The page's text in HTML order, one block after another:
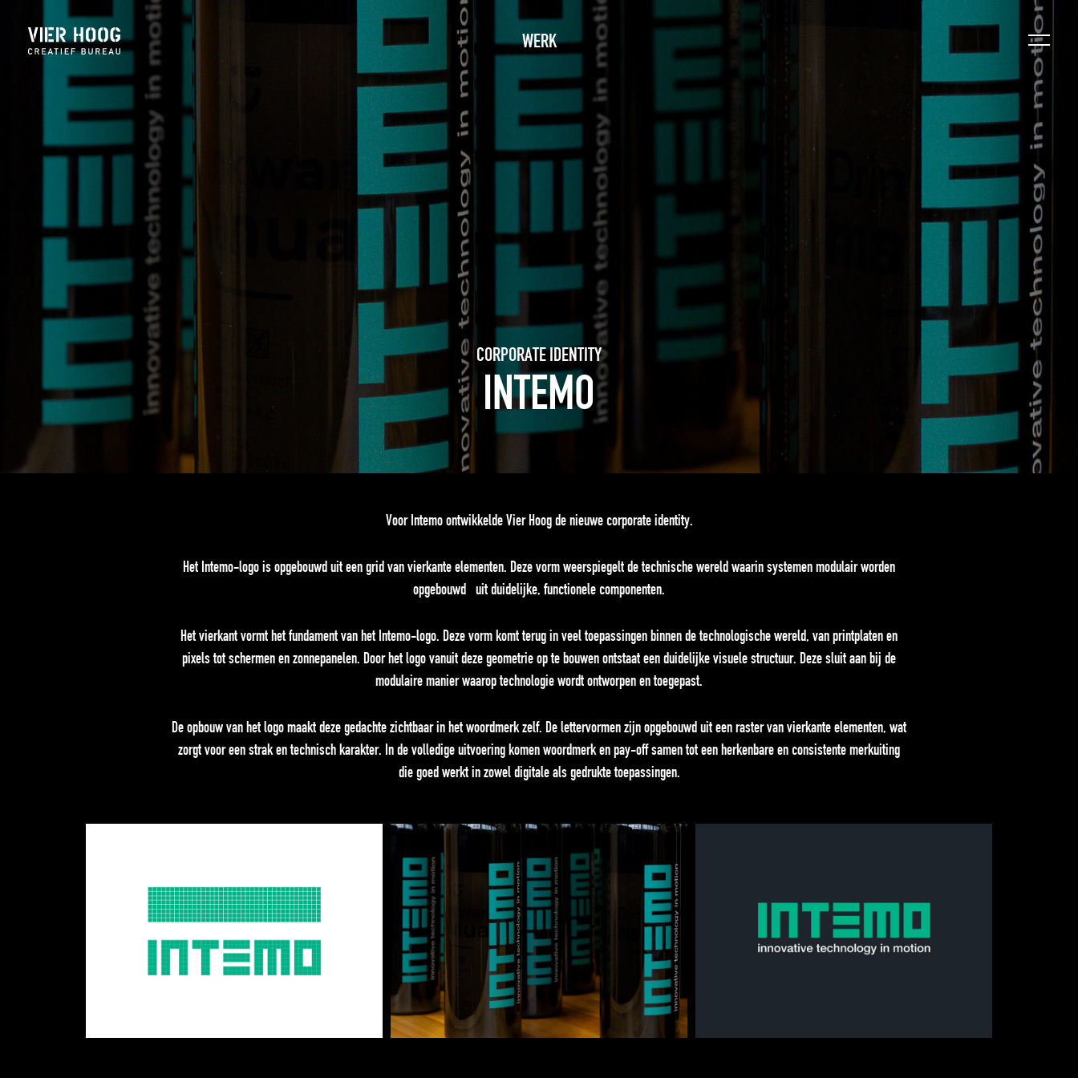
WERK
CORPORATE IDENTITY
INTEMO
Voor Intemo ontwikkelde Vier Hoog de nieuwe corporate identity.
Het Intemo-logo is opgebouwd uit een grid van vierkante elementen. Deze vorm weerspiegelt de technische wereld waarin systemen modulair worden
opgebouwd uit duidelijke, functionele componenten.
Het vierkant vormt het fundament van het Intemo-logo. Deze vorm komt terug in veel toepassingen binnen de technologische wereld, van printplaten en
pixels tot schermen en zonnepanelen. Door het logo vanuit deze geometrie op te bouwen ontstaat een duidelijke visuele structuur. Deze sluit aan bij de
modulaire manier waarop technologie wordt ontworpen en toegepast.
De opbouw van het logo maakt deze gedachte zichtbaar in het woordmerk zelf. De lettervormen zijn opgebouwd uit een raster van vierkante elementen, wat
zorgt voor een strak en technisch karakter. In de volledige uitvoering komen woordmerk en pay-off samen tot een herkenbare en consistente merkuiting
die goed werkt in zowel digitale als gedrukte toepassingen.